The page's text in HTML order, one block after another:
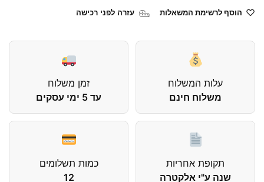
הוסף לרשימת המשאלות עזרה לפני רכישה
עלות המשלוח
משלוח חינם
זמן משלוח
עד 5 ימי עסקים
תקופת אחריות
שנה ע"י אלקטרה
כמות תשלומים
12